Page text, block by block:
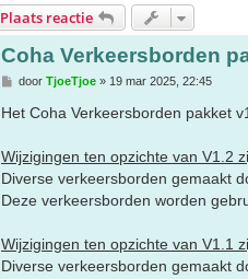
Plaats reactie
Coha Verkeersborden
B
r
i
h
t
door TjoeTjoe» 19 mar 2025, 22:45
Het Coha Verkeersborden pakket
Wijzigingen ten opzichte van V1.2
Diverse verkeersborden gemaakt
Deze verkeersborden worden
Wijzigingen ten opzichte van V1.1
Diverse verkeersborden gemaakt